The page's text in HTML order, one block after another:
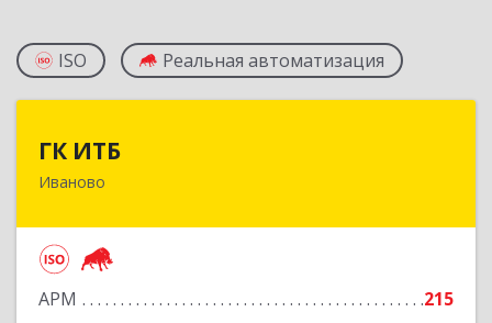
ISO Реальная автоматизация
ГК ИТБ
Иваново
АРМ
215
153000, Ивановская обл, Иваново г, Смирнова